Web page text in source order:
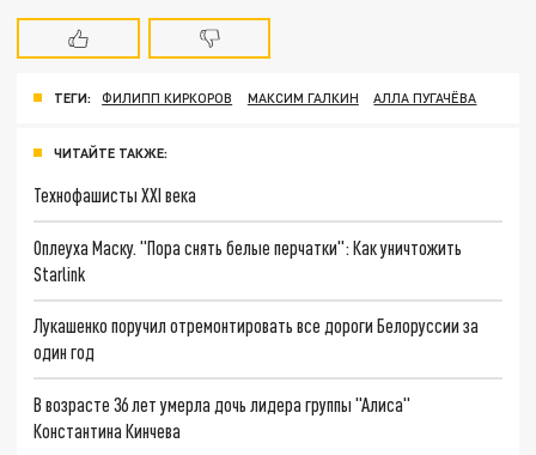
ТЕГИ: ФИЛИПП КИРКОРОВ МАКСИМ ГАЛКИН АЛЛА ПУГАЧЁВА
ЧИТАЙТЕ ТАКЖЕ:
Технофашисты XXI века
Оплеуха Маску. "Пора снять белые перчатки": Как уничтожить
Starlink
Лукашенко поручил отремонтировать все дороги Белоруссии за
один год
В возрасте 36 лет умерла дочь лидера группы "Алиса"
Константина Кинчева